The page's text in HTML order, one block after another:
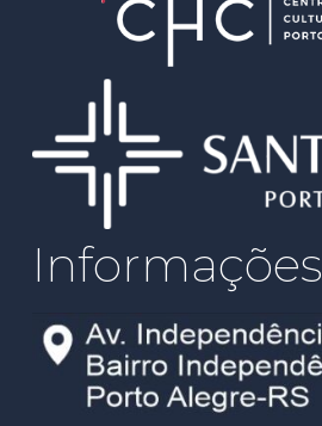
Informações